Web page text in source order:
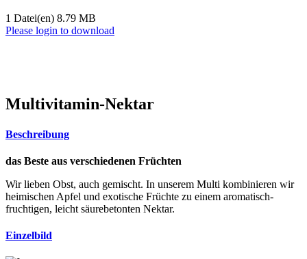
1 Datei(en) 8.79 MB
Please login to download
Multivitamin-Nektar
Beschreibung
das Beste aus verschiedenen Früchten
Wir lieben Obst, auch gemischt. In unserem Multi kombinieren wir
heimischen Apfel und exotische Früchte zu einem aromatisch-
fruchtigen, leicht säurebetonten Nektar.
Einzelbild